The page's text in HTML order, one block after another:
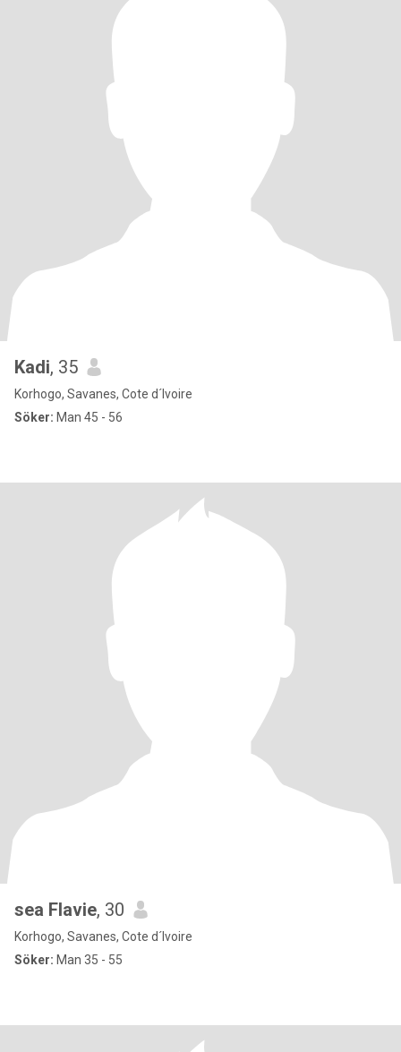
Kadi, 35
Korhogo, Savanes, Cote d´Ivoire
Söker: Man 45 - 56
sea Flavie, 30
Korhogo, Savanes, Cote d´Ivoire
Söker: Man 35 - 55